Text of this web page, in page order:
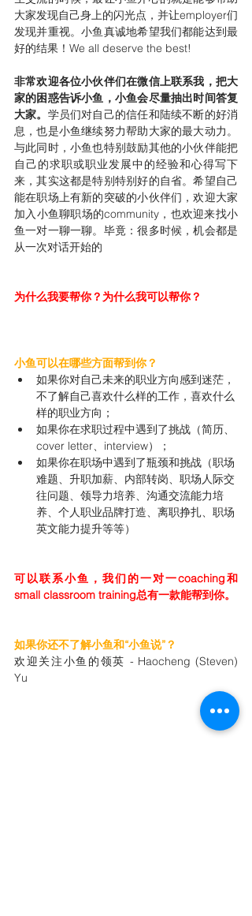
大家发现自己身上的闪光点，并让employer们
发现并重视。小鱼真诚地希望我们都能达到最
好的结果！We all deserve the best!
非常欢迎各位小伙伴们在微信上联系我，把大
家的困惑告诉小鱼，小鱼会尽量抽出时间答复
大家。 学员们对自己的信任和陆续不断的好消
息，也是小鱼继续努力帮助大家的最大动力。
与此同时，小鱼也特别鼓励其他的小伙伴能把
自己的求职或职业发展中的经验和心得写下
来，其实这都是特别特别好的自省。希望自己
能在职场上有新的突破的小伙伴们，欢迎大家
加入小鱼聊职场的community，也欢迎来找小
鱼一对一聊一聊。毕竟：很多时候，机会都是
从一次对话开始的
为什么我要帮你？为什么我可以帮你？
小鱼可以在哪些方面帮到你？
如果你对自己未来的职业方向感到迷茫，
不了解自己喜欢什么样的工作，喜欢什么
样的职业方向；
如果你在求职过程中遇到了挑战（简历、
cover letter、interview）；
如果你在职场中遇到了瓶颈和挑战（职场
难题、升职加薪、内部转岗、职场人际交
往问题、领导力培养、沟通交流能力培
养、个人职业品牌打造、离职挣扎、职场
英文能力提升等等）
可以联系小鱼，我们的一对一coaching和
small classroom training总有一款能帮到你。
如果你还不了解小鱼和“小鱼说”？
欢迎关注小鱼的领英 - Haocheng (Steven)
Yu